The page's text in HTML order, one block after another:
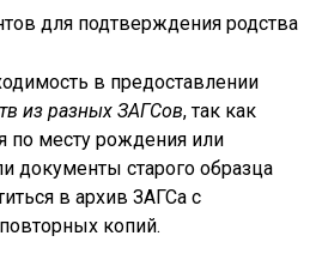
в предоставлении
из разных ЗАГСов, так как
по месту рождения или
документы старого образца
в архив ЗАГСа с
копий.